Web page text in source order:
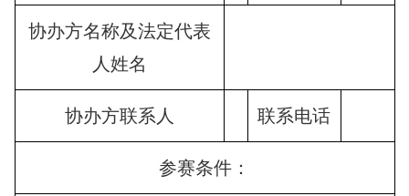
协办方名称及法定代表
人姓名
协办方联系人 联系电话
参赛条件：